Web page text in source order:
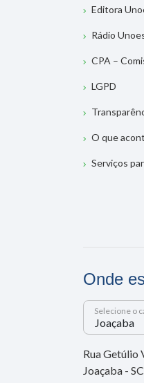
Editora
Rádio
CPA –
LGPD
O que
Serviços
Onde
Selecione o
Rua Getúlio
Joaçaba -